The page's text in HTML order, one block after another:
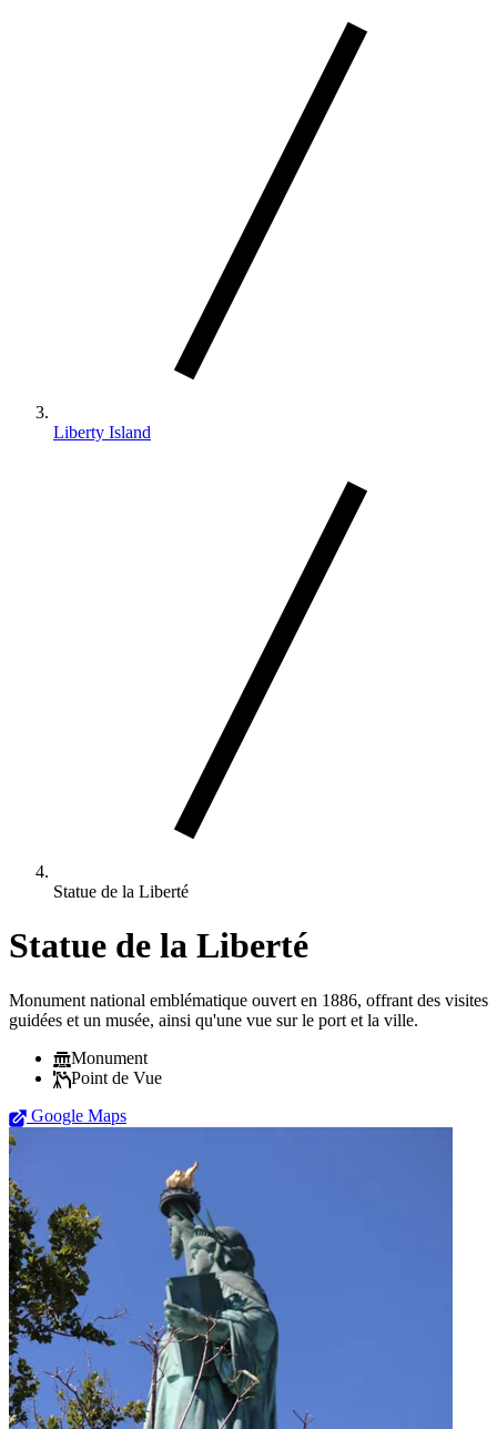
Liberty Island
Statue de la Liberté
Statue de la Liberté
Monument national emblématique ouvert en 1886, offrant des visites
guidées et un musée, ainsi qu'une vue sur le port et la ville.
Monument
Point de Vue
Google Maps